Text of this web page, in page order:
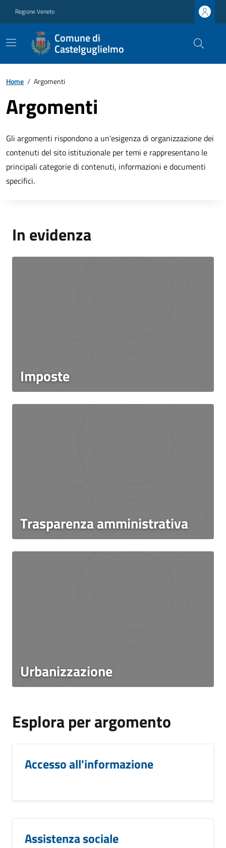
Regione Veneto
Comune di
Castelguglielmo
Home / Argomenti
Argomenti
Gli argomenti rispondono a un'esigenza di organizzazione dei
contenuti del sito istituzionale per temi e rappresentano le
principali categorie di contenuti, informazioni e documenti
specifici.
In evidenza
Imposte
Trasparenza amministrativa
Urbanizzazione
Esplora per argomento
Accesso all'informazione
Assistenza sociale